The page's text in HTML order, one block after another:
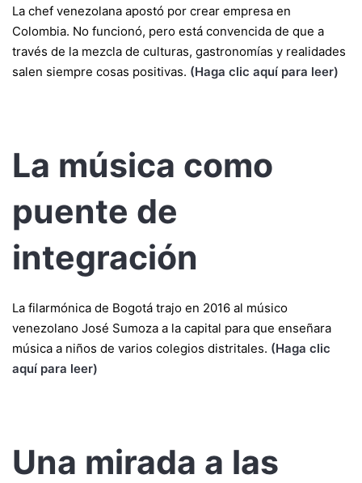
La chef venezolana apostó por crear empresa en
Colombia. No funcionó, pero está convencida de que a
través de la mezcla de culturas, gastronomías y realidades
salen siempre cosas positivas. (Haga clic aquí para leer)
La música como
puente de
integración
La filarmónica de Bogotá trajo en 2016 al músico
venezolano José Sumoza a la capital para que enseñara
música a niños de varios colegios distritales. (Haga clic
aquí para leer)
Una mirada a las